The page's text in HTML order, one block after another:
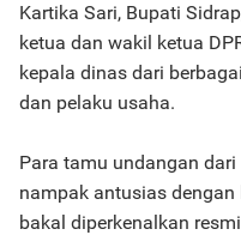
Kartika Sari, Bupati
ketua dan wakil ketua
kepala dinas dari
dan pelaku usaha.
Para tamu undangan
nampak antusias
bakal diperkenalkan